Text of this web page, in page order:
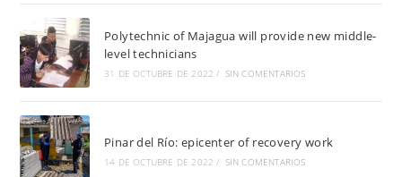
Polytechnic of Majagua will provide new middle-
level technicians
31 DE OCTUBRE DE 2022 / SIN COMENTARIOS
Pinar del Río: epicenter of recovery work
14 DE OCTUBRE DE 2022 / SIN COMENTARIOS